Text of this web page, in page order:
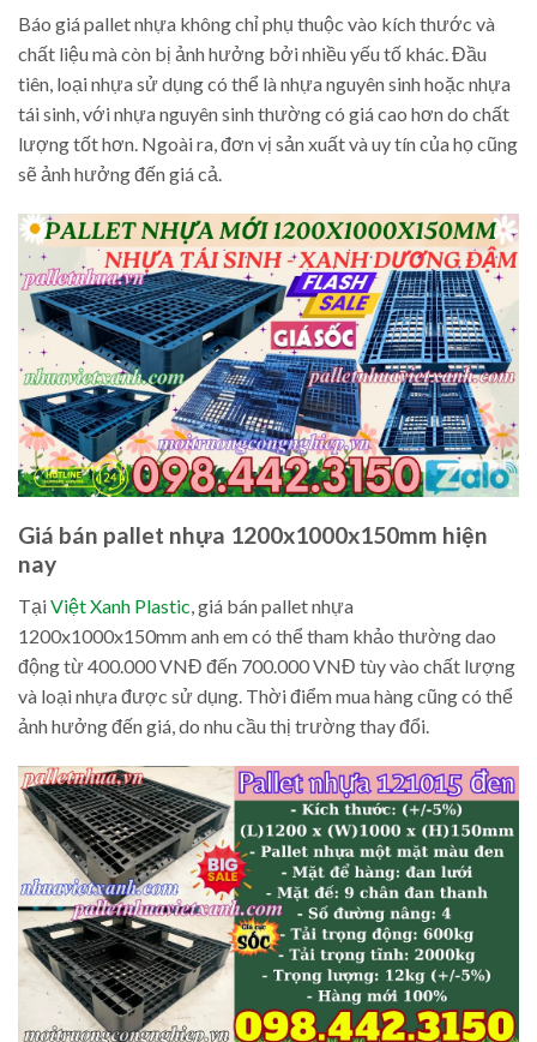
Báo giá pallet nhựa không chỉ phụ thuộc vào kích thước và
chất liệu mà còn bị ảnh hưởng bởi nhiều yếu tố khác. Đầu
tiên, loại nhựa sử dụng có thể là nhựa nguyên sinh hoặc nhựa
tái sinh, với nhựa nguyên sinh thường có giá cao hơn do chất
lượng tốt hơn. Ngoài ra, đơn vị sản xuất và uy tín của họ cũng
sẽ ảnh hưởng đến giá cả.
Giá bán pallet nhựa 1200x1000x150mm hiện
nay
TạiViệt Xanh Plastic, giá bán pallet nhựa
1200x1000x150mm anh em có thể tham khảo thường dao
động từ 400.000 VNĐ đến 700.000 VNĐ tùy vào chất lượng
và loại nhựa được sử dụng. Thời điểm mua hàng cũng có thể
ảnh hưởng đến giá, do nhu cầu thị trường thay đổi.